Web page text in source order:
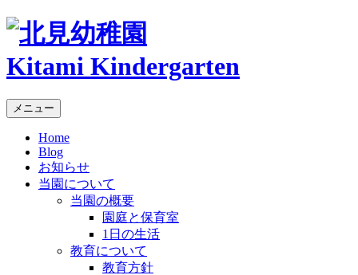
Kitami Kindergarten
メニュー
Home
Blog
お知らせ
当園について
当園の概要
園庭と保育室
1日の生活
教育について
教育方針